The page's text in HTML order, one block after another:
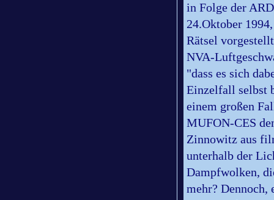
in Folge der
24.Oktober
Rätsel
NVA-
"dass es sich
Einzelfall selbst
einem großen
MUFON-CES
Zinnowitz aus
unterhalb der
Dampfwolken,
mehr?